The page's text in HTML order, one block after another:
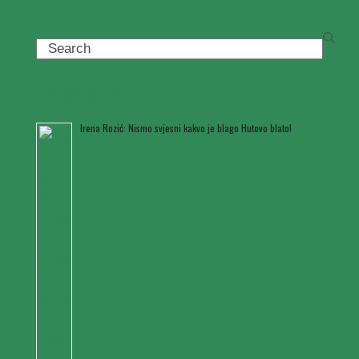
Search
Irena Rozić: Nismo svjesni kakvo je blago Hutovo blato!